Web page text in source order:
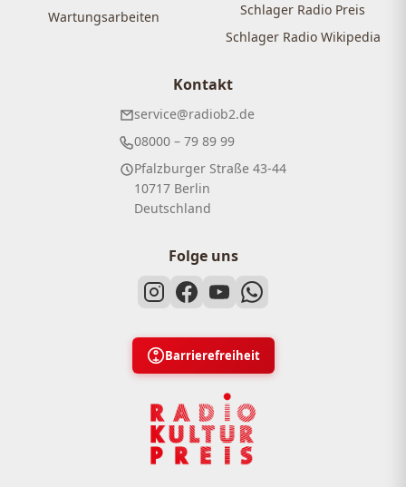
Wartungsarbeiten
Schlager Radio Preis
Schlager Radio Wikipedia
Kontakt
service@radiob2.de
08000 – 79 89 99
Pfalzburger Straße 43-44
10717 Berlin
Deutschland
Folge uns
Barrierefreiheit